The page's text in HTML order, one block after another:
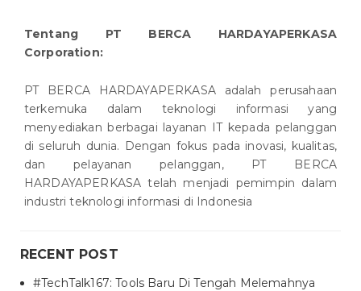
Tentang PT BERCA HARDAYAPERKASA
Corporation:
PT BERCA HARDAYAPERKASA adalah perusahaan
terkemuka dalam teknologi informasi yang
menyediakan berbagai layanan IT kepada pelanggan
di seluruh dunia. Dengan fokus pada inovasi, kualitas,
dan pelayanan pelanggan, PT BERCA
HARDAYAPERKASA telah menjadi pemimpin dalam
industri teknologi informasi di Indonesia
RECENT POST
#TechTalk167: Tools Baru Di Tengah Melemahnya